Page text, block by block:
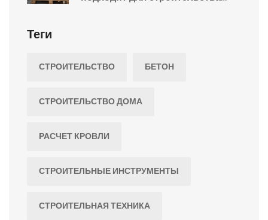
Теги
СТРОИТЕЛЬСТВО БЕТОН
СТРОИТЕЛЬСТВО ДОМА
РАСЧЕТ КРОВЛИ
СТРОИТЕЛЬНЫЕ ИНСТРУМЕНТЫ
СТРОИТЕЛЬНАЯ ТЕХНИКА